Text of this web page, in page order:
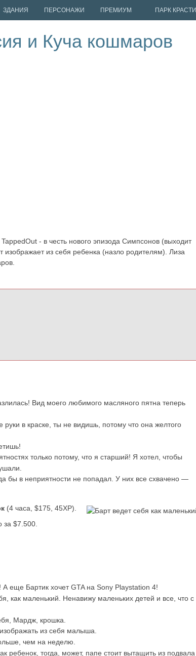
ЗДАНИЯ ПЕРСОНАЖИ ПРЕМИУМ ПАРК КРАСТИ
и Куча кошмаров
- в честь нового эпизода Симпсонов (выходит
изображает из себя ребенка (назло родителям). Лиза
Вид моего любимого масляного пятна теперь
в краске, ты не видишь, потому что она желтого
только потому, что я старший! Я хотел, чтобы
бы в неприятности не попадал. У них все схвачено —
(4 часа, $175, 45XP).
за $7.500.
еще Бартик хочет GTA на Sony Playstation 4!
как маленький. Ненавижу маленьких детей и все, что с
Мардж, крошка.
из себя малыша.
чем на неделю.
ребенок, тогда, может, папе стоит вытащить из подвала